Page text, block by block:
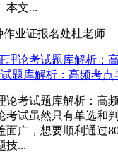
本文...
作业证报名处杜老师
题库解析：高频考点
论考试题库解析：高
考试虽然只有单选和
面广，想要顺利通过
技...